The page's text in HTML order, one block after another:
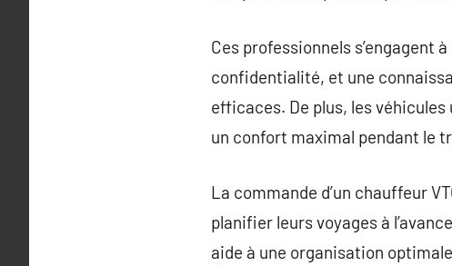
Ces professionnels s’engagent
confidentialité, et une
efficaces. De plus, les
un confort maximal pendant le
La commande d’un chauffeur
planifier leurs voyages à
aide à une organisation